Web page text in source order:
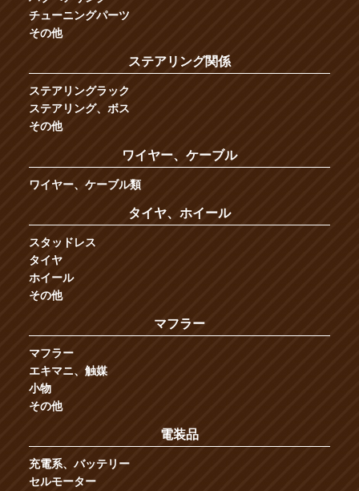
チューニングパーツ
その他
ステアリング関係
ステアリングラック
ステアリング、ボス
その他
ワイヤー、ケーブル
ワイヤー、ケーブル類
タイヤ、ホイール
スタッドレス
タイヤ
ホイール
その他
マフラー
マフラー
エキマニ、触媒
小物
その他
電装品
充電系、バッテリー
セルモーター